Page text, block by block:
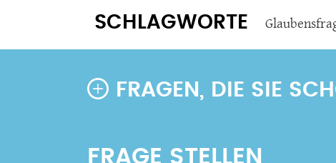
SCHLAGWORTE
FRAGEN, DIE SIE